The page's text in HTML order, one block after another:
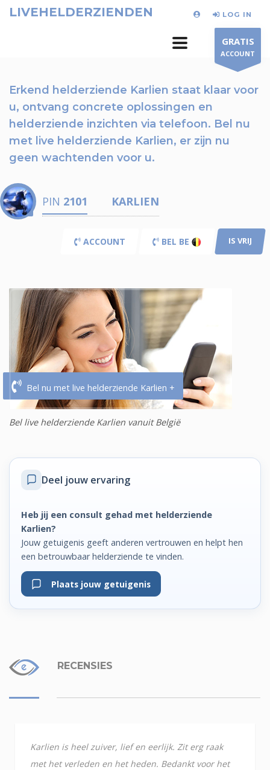
LIVEHELDERZIENDEN LOG IN
GRATIS
ACCOUNT
Erkend helderziende Karlien staat klaar voor
u, ontvang concrete oplossingen en
helderziende inzichten via telefoon. Bel nu
met live helderziende Karlien, er zijn nu
geen wachtenden voor u.
PIN 2101 KARLIEN
ACCOUNT BEL BE IS VRIJ
Bel nu met live helderziende Karlien +
Bel live helderziende Karlien vanuit België
Deel jouw ervaring
Heb jij een consult gehad met helderziende
Karlien?
Jouw getuigenis geeft anderen vertrouwen en helpt hen
een betrouwbaar helderziende te vinden.
Plaats jouw getuigenis
RECENSIES
Karlien is heel zuiver, lief en eerlijk. Zit erg raak
met het verleden en het heden. Bedankt voor het